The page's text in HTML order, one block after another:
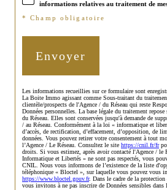
informations relatives au traitement de
* Champ obligatoire
Envoyer
Les informations recueillies sur ce formulaire sont
La Boite Immo agissant comme Sous-traitant du
clientèle/prospects de l'Agence / du Réseau qui reste
Données personnelles. La base légale du traitement
du Réseau. Elles sont conservées jusqu'à demande de
/ au Réseau. Conformément à la loi « informatique et
d’accès, de rectification, d’effacement, d’opposition, de
données. Vous pouvez retirer votre consentement à tout
l’Agence / Le Réseau. Consultez le site https://cnil.fr/fr
droits. Si vous estimez, après avoir contacté l'Agence / le
Informatique et Libertés » ne sont pas respectés, vous
CNIL. Nous vous informons de l’existence de la liste
téléphonique « Bloctel », sur laquelle vous pouvez vous
https://www.bloctel.gouv.fr. Dans le cadre de la protection
vous invitons à ne pas inscrire de Données sensibles dans